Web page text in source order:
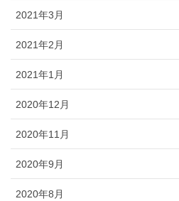
2021年3月
2021年2月
2021年1月
2020年12月
2020年11月
2020年9月
2020年8月